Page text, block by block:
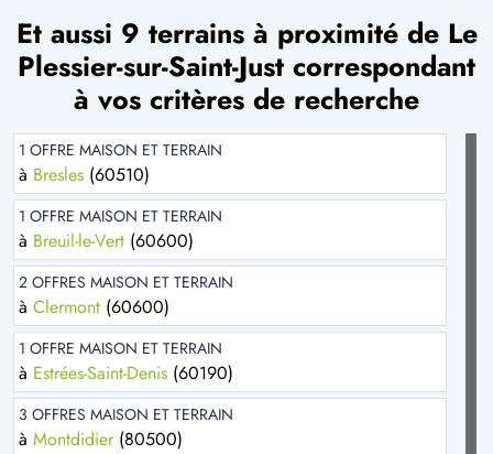
Et aussi 9 terrains à proximité de Le
Plessier-sur-Saint-Just correspondant
à vos critères de recherche
1 OFFRE MAISON ET TERRAIN
à Bresles (60510)
1 OFFRE MAISON ET TERRAIN
à Breuil-le-Vert (60600)
2 OFFRES MAISON ET TERRAIN
à Clermont (60600)
1 OFFRE MAISON ET TERRAIN
à Estrées-Saint-Denis (60190)
3 OFFRES MAISON ET TERRAIN
à Montdidier(80500)